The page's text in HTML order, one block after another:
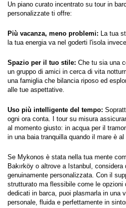
Un piano curato incentrato su tour in
personalizzate ti offre:
Più vacanza, meno problemi: La tua
la tua energia va nel goderti l'isola
Spazio per il tuo stile: Che tu sia una
un gruppo di amici in cerca di vita
una famiglia che bilancia riposo ed
alle tue aspettative.
Uso più intelligente del tempo:
ogni ora conta. I tour su misura
al momento giusto: in acqua per il
in una baia tranquilla quando il mare è al
Se Mykonos è stata nella tua mente
Bakırköy o altrove a Istanbul,
genuinamente personalizzata. Con il
strutturato ma flessibile come le opzioni
dedicati in barca, puoi plasmarla in una
personale, fluida e perfettamente in